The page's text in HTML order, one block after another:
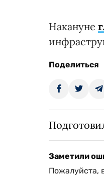
Накануне
Поделиться
Заметили
Пожалуйста,